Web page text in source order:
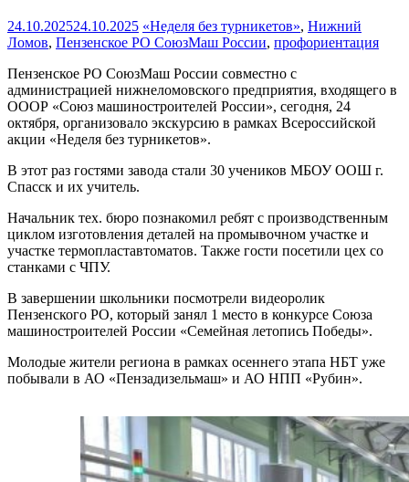
24.10.202524.10.2025 «Неделя без турникетов», Нижний
Ломов, Пензенское РО СоюзМаш России, профориентация
Пензенское РО СоюзМаш России совместно с
администрацией нижнеломовского предприятия, входящего в
ОООР «Союз машиностроителей России», сегодня, 24
октября, организовало экскурсию в рамках Всероссийской
акции «Неделя без турникетов».
В этот раз гостями завода стали 30 учеников МБОУ ООШ г.
Спасск и их учитель.
Начальник тех. бюро познакомил ребят с производственным
циклом изготовления деталей на промывочном участке и
участке термопластавтоматов. Также гости посетили цех со
станками с ЧПУ.
В завершении школьники посмотрели видеоролик
Пензенского РО, который занял 1 место в конкурсе Союза
машиностроителей России «Семейная летопись Победы».
Молодые жители региона в рамках осеннего этапа НБТ уже
побывали в АО «Пензадизельмаш» и АО НПП «Рубин».